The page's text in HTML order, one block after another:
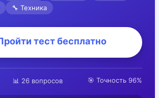
🔧 Техника
тест бесплатно
📊 26 вопросов 🎯 Точность 96%